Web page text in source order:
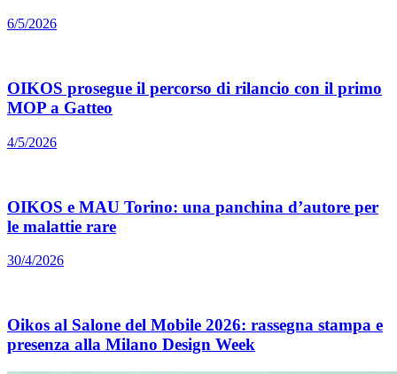
6/5/2026
OIKOS prosegue il percorso di rilancio con il primo
MOP a Gatteo
4/5/2026
OIKOS e MAU Torino: una panchina d’autore per
le malattie rare
30/4/2026
Oikos al Salone del Mobile 2026: rassegna stampa e
presenza alla Milano Design Week